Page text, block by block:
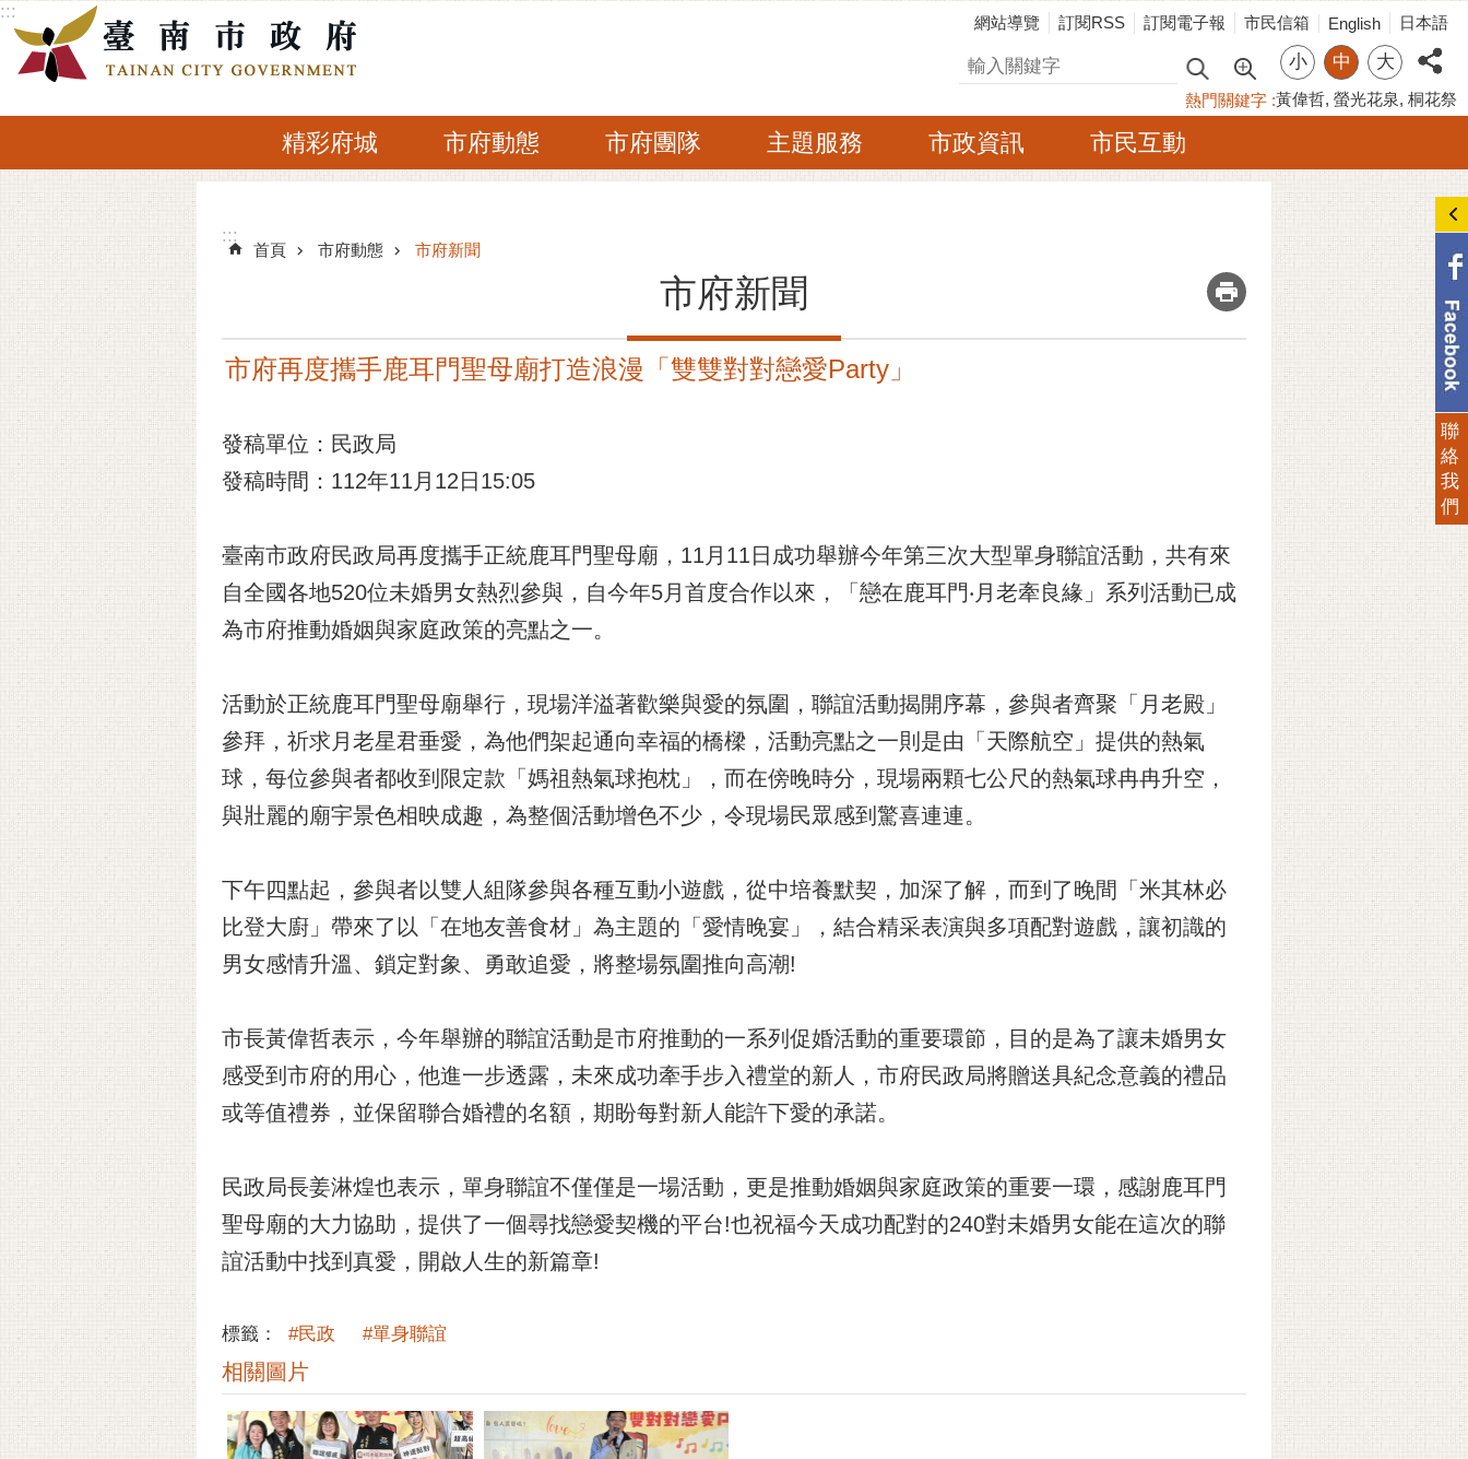
跳到主要內容區塊
:::
網站導覽 訂閱RSS 訂閱電子報 市民信箱 English 日本語
搜尋 小 中 大
熱門關鍵字 黃偉哲 螢光花泉 桐花祭
精彩府城 市府動態 市府團隊 主題服務 市政資訊 市民互動
:::
:::
首頁 市府動態 市府新聞
市府新聞 _
市府再度攜手鹿耳門聖母廟打造浪漫「雙雙對對戀愛Party」
發稿單位：民政局
發稿時間：112年11月12日15:05
臺南市政府民政局再度攜手正統鹿耳門聖母廟，11月11日成功舉辦今年第三次大型單身聯誼活動，共有來
自全國各地520位未婚男女熱烈參與，自今年5月首度合作以來，「戀在鹿耳門‧月老牽良緣」系列活動已成
為市府推動婚姻與家庭政策的亮點之一。
活動於正統鹿耳門聖母廟舉行，現場洋溢著歡樂與愛的氛圍，聯誼活動揭開序幕，參與者齊聚「月老殿」
參拜，祈求月老星君垂愛，為他們架起通向幸福的橋樑，活動亮點之一則是由「天際航空」提供的熱氣
球，每位參與者都收到限定款「媽祖熱氣球抱枕」，而在傍晚時分，現場兩顆七公尺的熱氣球冉冉升空，
與壯麗的廟宇景色相映成趣，為整個活動增色不少，令現場民眾感到驚喜連連。
下午四點起，參與者以雙人組隊參與各種互動小遊戲，從中培養默契，加深了解，而到了晚間「米其林必
比登大廚」帶來了以「在地友善食材」為主題的「愛情晚宴」，結合精采表演與多項配對遊戲，讓初識的
男女感情升溫、鎖定對象、勇敢追愛，將整場氛圍推向高潮!
市長黃偉哲表示，今年舉辦的聯誼活動是市府推動的一系列促婚活動的重要環節，目的是為了讓未婚男女
感受到市府的用心，他進一步透露，未來成功牽手步入禮堂的新人，市府民政局將贈送具紀念意義的禮品
或等值禮券，並保留聯合婚禮的名額，期盼每對新人能許下愛的承諾。
民政局長姜淋煌也表示，單身聯誼不僅僅是一場活動，更是推動婚姻與家庭政策的重要一環，感謝鹿耳門
聖母廟的大力協助，提供了一個尋找戀愛契機的平台!也祝福今天成功配對的240對未婚男女能在這次的聯
誼活動中找到真愛，開啟人生的新篇章!
標籤： #民政 #單身聯誼
相關圖片
聯
絡
我
們